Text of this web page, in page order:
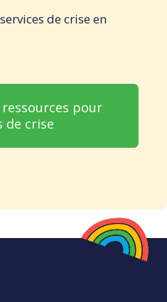
de crise en
pour
de crise